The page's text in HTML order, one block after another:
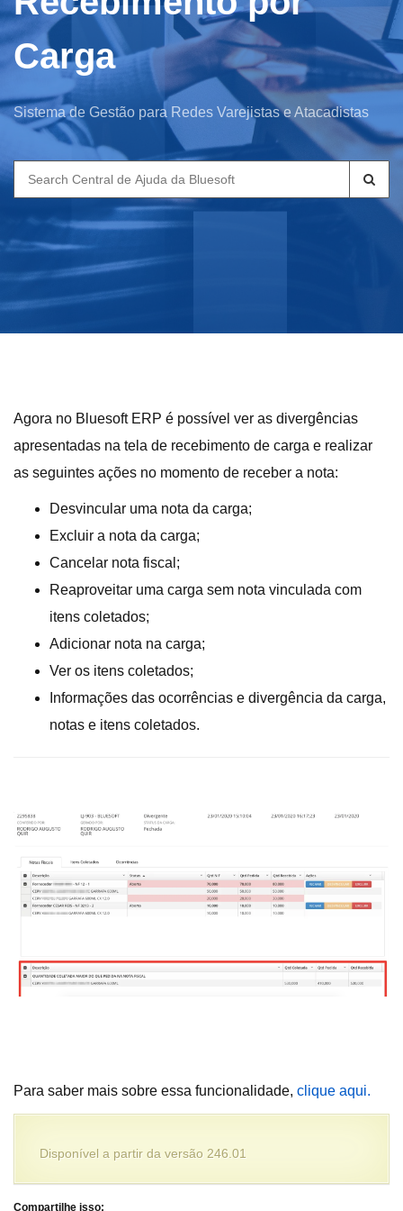
Carga
Sistema de Gestão para Redes Varejistas e Atacadistas
Search
for:
Agora no Bluesoft ERP é possível ver as divergências
apresentadas na tela de recebimento de carga e realizar
as seguintes ações no momento de receber a nota:
Desvincular uma nota da carga;
Excluir a nota da carga;
Cancelar nota fiscal;
Reaproveitar uma carga sem nota vinculada com
itens coletados;
Adicionar nota na carga;
Ver os itens coletados;
Informações das ocorrências e divergência da carga,
notas e itens coletados.
Para saber mais sobre essa funcionalidade, clique aqui.
Disponível a partir da versão 246.01
Compartilhe isso: